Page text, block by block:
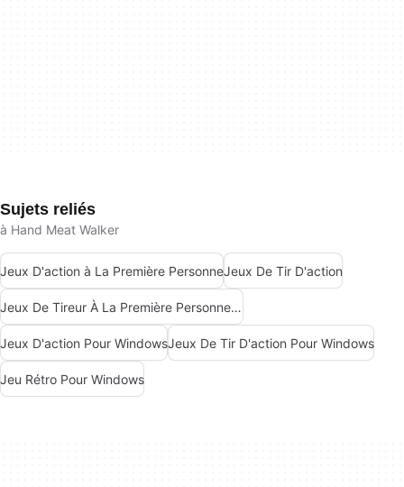
Sujets reliés
à Hand Meat Walker
Jeux D'action à La Première PersonneJeux De Tir D'action
Jeux De Tireur À La Première Personne Pour Windows
Jeux D'action Pour WindowsJeux De Tir D'action Pour Windows
Jeu Rétro Pour Windows